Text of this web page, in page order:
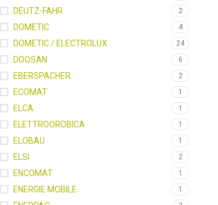
DEUTZ-FAHR 2
DOMETIC 4
DOMETIC / ELECTROLUX 24
DOOSAN 6
EBERSPACHER 2
ECOMAT 1
ELCA 1
ELETTROOROBICA 1
ELOBAU 1
ELSI 2
ENCOMAT 1
ENERGIE MOBILE 1